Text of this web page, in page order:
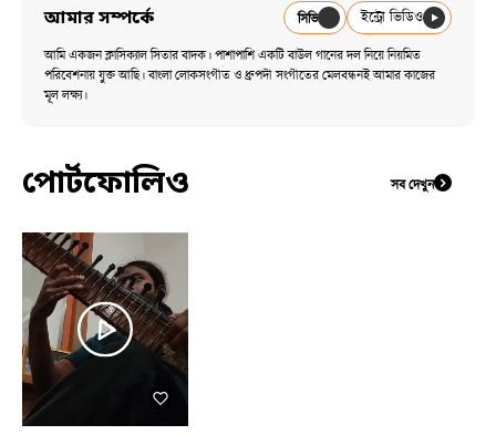
আমার সম্পর্কে সিভি ইন্ট্রো ভিডিও
আমি একজন ক্লাসিক্যাল সিতার বাদক। পাশাপাশি একটি বাউল গানের দল নিয়ে নিয়মিত
পরিবেশনায় যুক্ত আছি। বাংলা লোকসংগীত ও ধ্রুপদী সংগীতের মেলবন্ধনই আমার কাজের
মূল লক্ষ্য।
পোর্টফোলিও সব দেখুন